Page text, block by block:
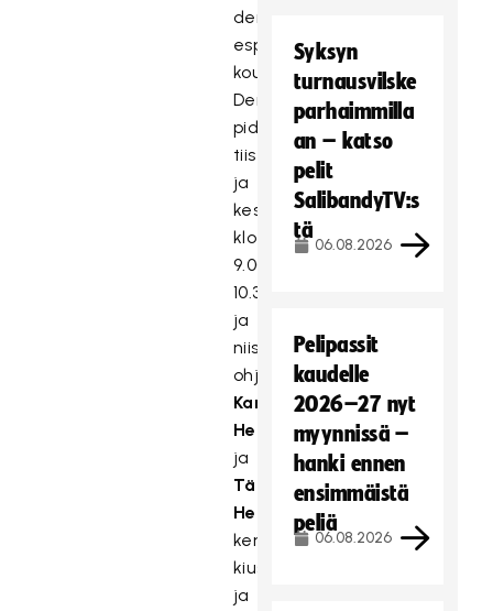
demotunnit
espoolaisissa
kouluissa.
Demotunnit
pidetään
tiistai-
ja
keskiviikkoaamuisin
klo
9.00-
10.30
ja
niissä
ohjaajat,
Kari
Helander
ja
Tähti
Heikura,
kertovat
kiusaamisesta
ja
Syksyn
turnausvilske
parhaimmilla
an – katso
pelit
SalibandyTV:s
tä
06.08.2026
Pelipassit
kaudelle
2026–27 nyt
myynnissä –
hanki ennen
ensimmäistä
peliä
06.08.2026